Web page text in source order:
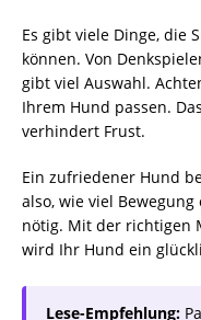
Es gibt viele Dinge, die
können. Von
gibt viel Auswahl.
Ihrem Hund passen.
verhindert Frust.
Ein zufriedener Hund
also, wie viel Bewegung
nötig. Mit der richtigen
wird Ihr Hund ein
Lese-Empfehlung: